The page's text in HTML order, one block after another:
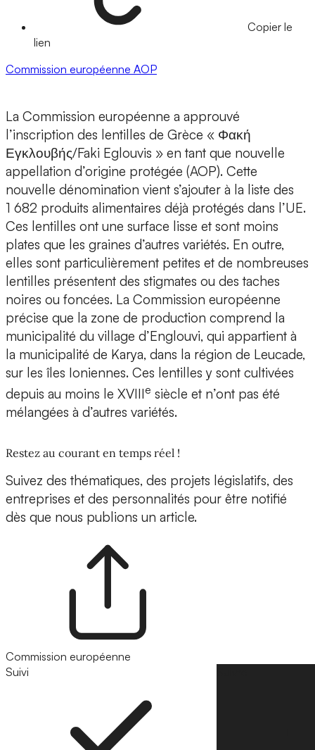
Copier le
lien
Commission européenne AOP
La Commission européenne a approuvé
l’inscription des lentilles de Grèce « Φακή
Εγκλουβής/Faki Eglouvis » en tant que nouvelle
appellation d’origine protégée (AOP). Cette
nouvelle dénomination vient s’ajouter à la liste des
1 682 produits alimentaires déjà protégés dans l’UE.
Ces lentilles ont une surface lisse et sont moins
plates que les graines d’autres variétés. En outre,
elles sont particulièrement petites et de nombreuses
lentilles présentent des stigmates ou des taches
noires ou foncées. La Commission européenne
précise que la zone de production comprend la
municipalité du village d’Englouvi, qui appartient à
la municipalité de Karya, dans la région de Leucade,
sur les îles Ioniennes. Ces lentilles y sont cultivées
depuis au moins le XVIIIe siècle et n’ont pas été
mélangées à d’autres variétés.
Restez au courant en temps réel !
Suivez des thématiques, des projets législatifs, des
entreprises et des personnalités pour être notifié
dès que nous publions un article.
Commission européenne
Suivi